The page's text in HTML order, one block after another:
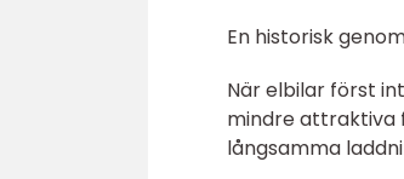
En historisk
När elbilar först
mindre attraktiva
långsamma